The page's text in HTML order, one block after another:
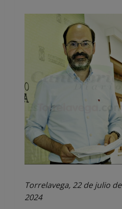
Torrelavega, 22 de julio de
2024